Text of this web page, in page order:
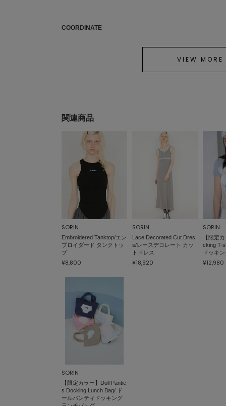
COORDINATE
VIEW MORE
関連商品
SORIN
Embroidered Tanktop/エン
ブロイダード タンクトッ
プ
¥8,800
SORIN
Lace Decorated Cut Dres
s/レースデコレート カッ
トドレス
¥18,920
SORIN
【限定
cking T-
ドッキ
¥12,980
SORIN
【限定カラー】Doll Pantie
s Docking Lunch Bag/ ド
ールパンティドッキング